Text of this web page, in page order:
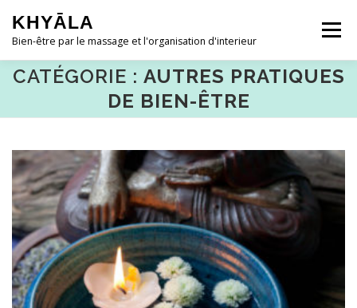
contenu
KHYĀLA
Bien-être par le massage et l'organisation d'interieur
Menu
QUI SUIS-JE ?
MASSAGES ◿ HOME-ORGANISING ◿
RESSOURCES GRATUITES ◿
CONTACT & RDV
CATÉGORIE : AUTRES PRATIQUES
DE BIEN-ÊTRE